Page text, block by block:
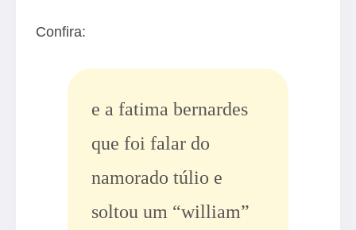
Confira:
e a fatima bernardes
que foi falar do
namorado túlio e
soltou um “william”